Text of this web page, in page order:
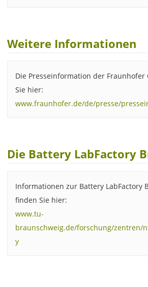
Weitere Informationen
Die Presseinformation der Fraunhofer
Sie hier:
www.fraunhofer.de/de/presse/
Die Battery LabFactory
Informationen zur Battery LabFactory
finden Sie hier:
www.tu-
braunschweig.de/forschung/zentren/
y